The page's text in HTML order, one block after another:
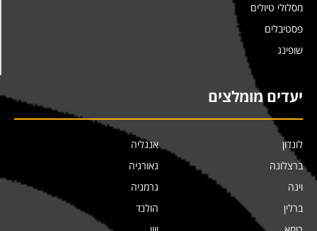
מסלולי טיולים
פסטיבלים
שופינג
יעדים מומלצים
לונדון
ברצלונה
וינה
ברלין
אנגליה
גאורגיה
גרמניה
הולנד